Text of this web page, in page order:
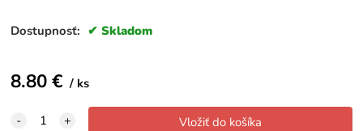
Dostupnosť: Skladom
8.80€ ks